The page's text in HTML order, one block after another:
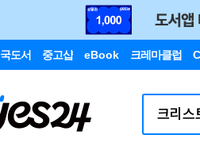
도서 중고샵 eBook 크레마클럽